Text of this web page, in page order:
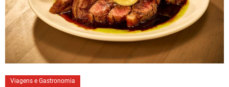
Viagens e Gastronomia